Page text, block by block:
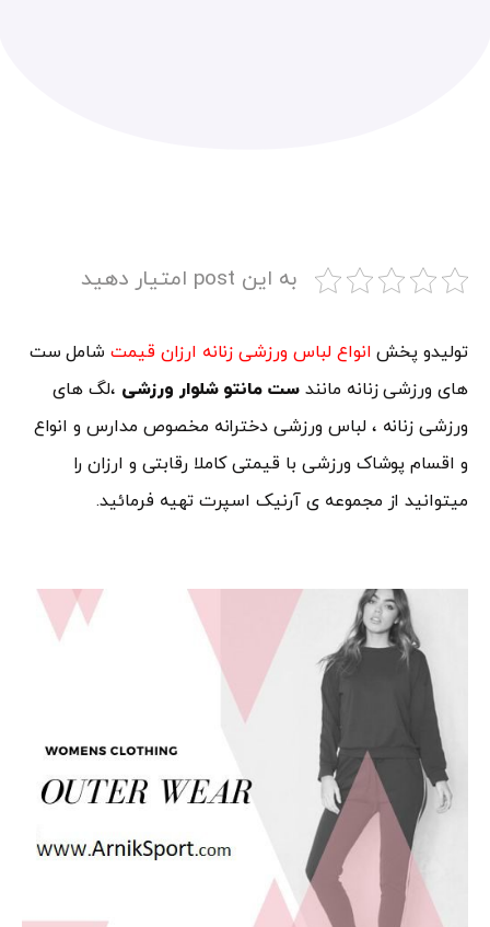
به این post امتیار دهید
تولیدو پخش انواع لباس ورزشی زنانه ارزان قیمتشامل ست
های ورزشی زنانه مانند ست مانتو شلوار ورزشی ،لگ های
ورزشی زنانه ، لباس ورزشی دخترانه مخصوص مدارس و انواع
و اقسام پوشاک ورزشی با قیمتی کاملا رقابتی و ارزان را
میتوانید از مجموعه ی آرنیک اسپرت تهیه فرمائید.